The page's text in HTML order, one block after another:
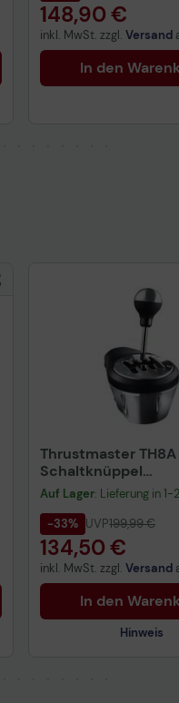
148,90 €
inkl. MwSt. zzgl. Versand
In den
Thrustmaster
Schaltknüppel
kabelgebunden -
PS3, PS4, XBOX
Auf Lager: Lieferung in
-33% UVP199,99 €
134,50 €
inkl. MwSt. zzgl. Versand
In den
Hinweis